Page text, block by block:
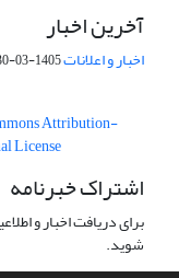
آخرین اخبار
اخبار و اعلانات1405-03-30
Attribution-
License
اشتراک خبرنامه
برای دریافت اخبار و
شوید.